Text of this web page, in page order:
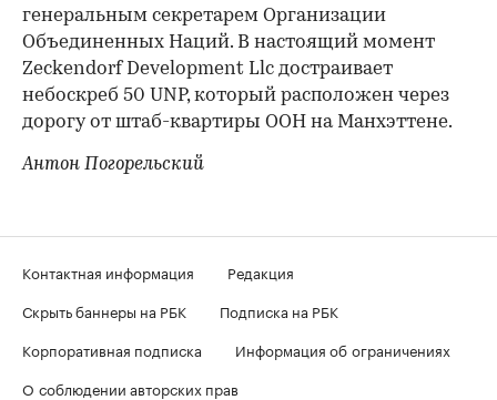
генеральным секретарем Организации
Объединенных Наций. В настоящий момент
Zeckendorf Development Llc достраивает
небоскреб 50 UNP, который расположен через
дорогу от штаб-квартиры ООН на Манхэттене.
Антон Погорельский
Контактная информация
Редакция
Скрыть баннеры на РБК
Подписка на РБК
Корпоративная подписка
Информация об ограничениях
О соблюдении авторских прав